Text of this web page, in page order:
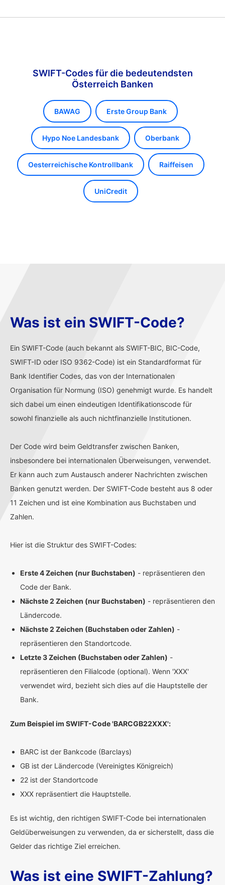
SWIFT-Codes für die bedeutendsten
Österreich Banken
BAWAG Erste Group Bank
Hypo Noe Landesbank Oberbank
Oesterreichische Kontrollbank Raiffeisen
UniCredit
Was ist ein SWIFT-Code?
Ein SWIFT-Code (auch bekannt als SWIFT-BIC, BIC-Code,
SWIFT-ID oder ISO 9362-Code) ist ein Standardformat für
Bank Identifier Codes, das von der Internationalen
Organisation für Normung (ISO) genehmigt wurde. Es handelt
sich dabei um einen eindeutigen Identifikationscode für
sowohl finanzielle als auch nichtfinanzielle Institutionen.
Der Code wird beim Geldtransfer zwischen Banken,
insbesondere bei internationalen Überweisungen, verwendet.
Er kann auch zum Austausch anderer Nachrichten zwischen
Banken genutzt werden. Der SWIFT-Code besteht aus 8 oder
11 Zeichen und ist eine Kombination aus Buchstaben und
Zahlen.
Hier ist die Struktur des SWIFT-Codes:
Erste 4 Zeichen (nur Buchstaben) - repräsentieren den
Code der Bank.
Nächste 2 Zeichen (nur Buchstaben) - repräsentieren den
Ländercode.
Nächste 2 Zeichen (Buchstaben oder Zahlen) -
repräsentieren den Standortcode.
Letzte 3 Zeichen (Buchstaben oder Zahlen) -
repräsentieren den Filialcode (optional). Wenn 'XXX'
verwendet wird, bezieht sich dies auf die Hauptstelle der
Bank.
Zum Beispiel im SWIFT-Code 'BARCGB22XXX':
BARC ist der Bankcode (Barclays)
GB ist der Ländercode (Vereinigtes Königreich)
22 ist der Standortcode
XXX repräsentiert die Hauptstelle.
Es ist wichtig, den richtigen SWIFT-Code bei internationalen
Geldüberweisungen zu verwenden, da er sicherstellt, dass die
Gelder das richtige Ziel erreichen.
Was ist eine SWIFT-Zahlung?